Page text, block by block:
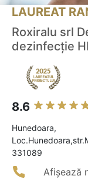
LAUREAT
Roxiralu srl
dezinfecție
8.6
Hunedoara,
331089
Afișează